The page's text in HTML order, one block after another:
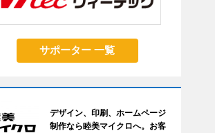
サポーター 一覧
デザイン、印刷、ホームページ
制作なら睦美マイクロへ。お客